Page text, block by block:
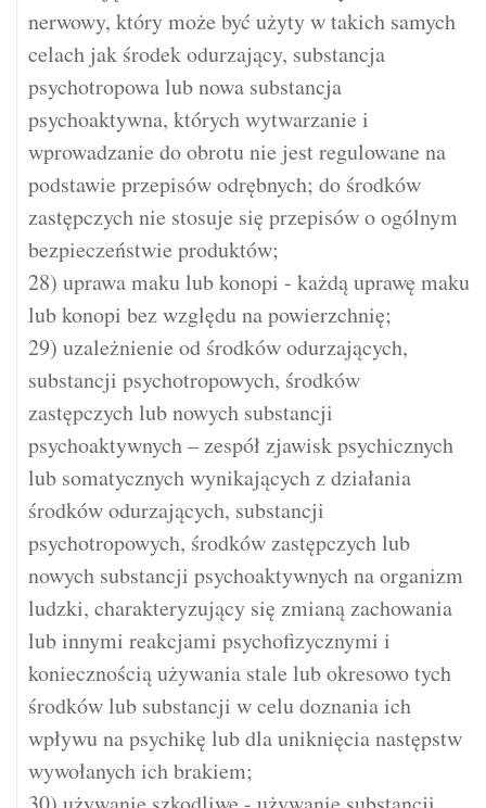
nerwowy, który może być użyty w takich samych
celach jak środek odurzający, substancja
psychotropowa lub nowa substancja
psychoaktywna, których wytwarzanie i
wprowadzanie do obrotu nie jest regulowane na
podstawie przepisów odrębnych; do środków
zastępczych nie stosuje się przepisów o ogólnym
bezpieczeństwie produktów;
28) uprawa maku lub konopi - każdą uprawę maku
lub konopi bez względu na powierzchnię;
29) uzależnienie od środków odurzających,
substancji psychotropowych, środków
zastępczych lub nowych substancji
psychoaktywnych – zespół zjawisk psychicznych
lub somatycznych wynikających z działania
środków odurzających, substancji
psychotropowych, środków zastępczych lub
nowych substancji psychoaktywnych na organizm
ludzki, charakteryzujący się zmianą zachowania
lub innymi reakcjami psychofizycznymi i
koniecznością używania stale lub okresowo tych
środków lub substancji w celu doznania ich
wpływu na psychikę lub dla uniknięcia następstw
wywołanych ich brakiem;